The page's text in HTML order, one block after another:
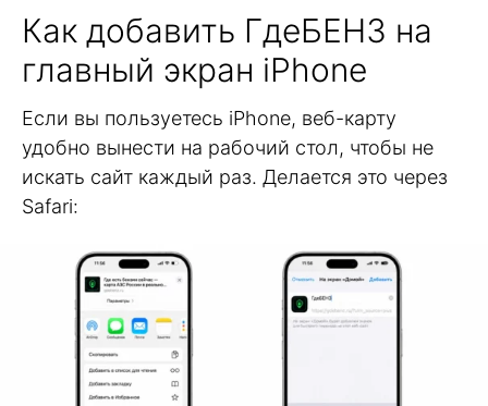
Как добавить ГдеБЕНЗ на
главный экран iPhone
Если вы пользуетесь iPhone, веб-карту
удобно вынести на рабочий стол, чтобы не
искать сайт каждый раз. Делается это через
Safari: